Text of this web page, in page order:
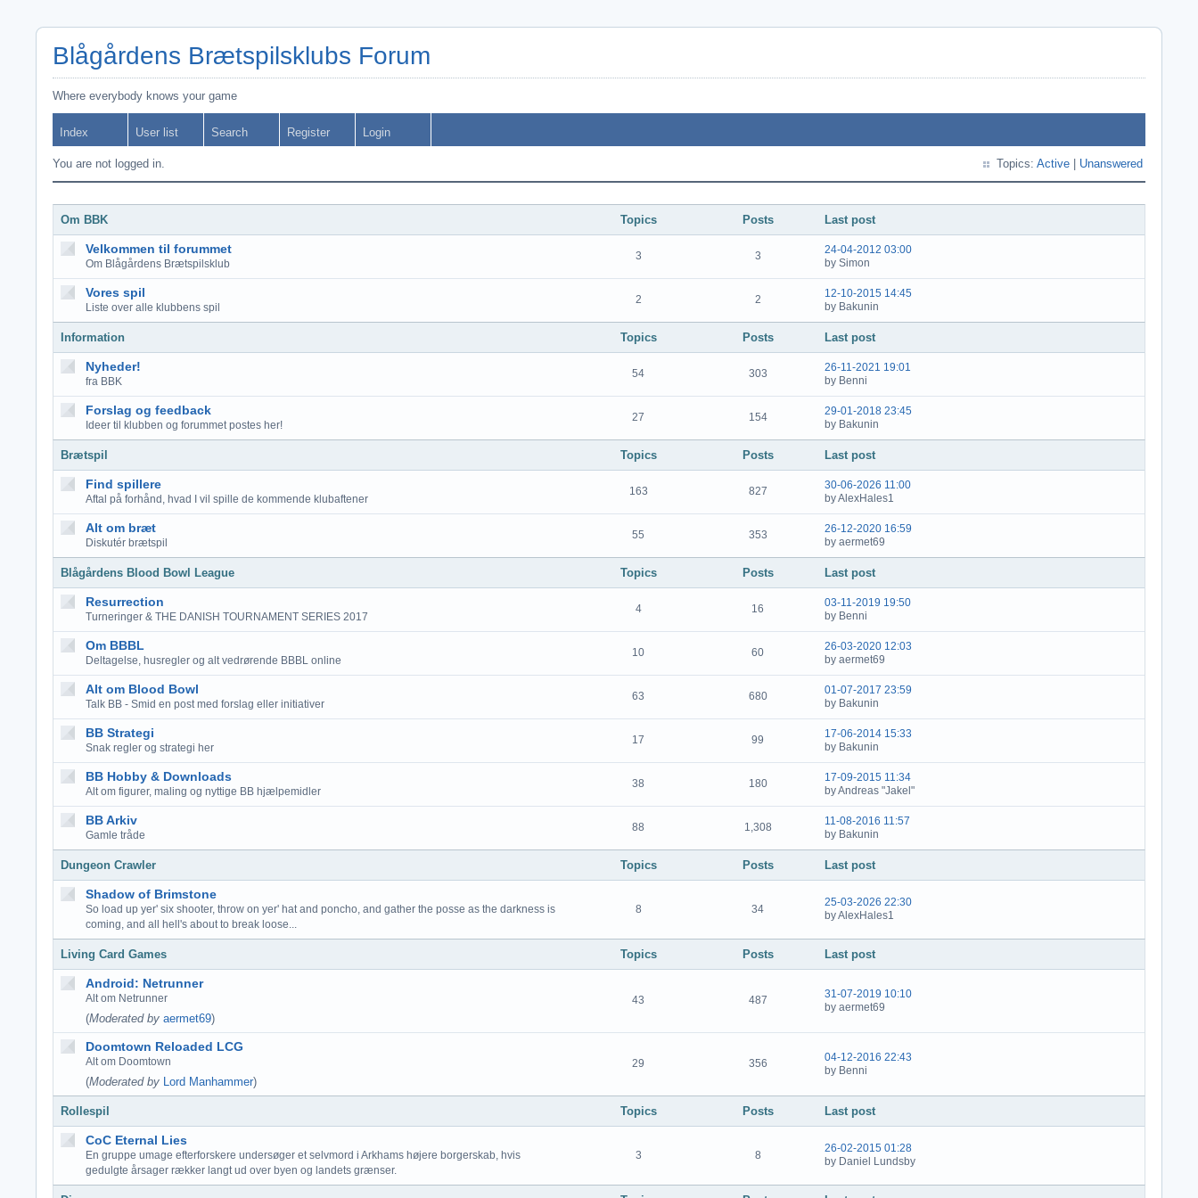
Blågårdens Brætspilsklubs Forum
Where everybody knows your game
Index User list Search Register Login
You are not logged in. Topics: Active Unanswered
Om BBK Topics Posts Last post
Velkommen til forummet
Om Blågårdens Brætspilsklub
3 3
24-04-2012 03:00
by Simon
Vores spil
Liste over alle klubbens spil
2 2
12-10-2015 14:45
by Bakunin
Information Topics Posts Last post
Nyheder!
fra BBK
54 303
26-11-2021 19:01
by Benni
Forslag og feedback
Ideer til klubben og forummet postes her!
27 154
29-01-2018 23:45
by Bakunin
Brætspil Topics Posts Last post
Find spillere
Aftal på forhånd, hvad I vil spille de kommende klubaftener
163 827
30-06-2026 11:00
by AlexHales1
Alt om bræt
Diskutér brætspil
55 353
26-12-2020 16:59
by aermet69
Blågårdens Blood Bowl League Topics Posts Last post
Resurrection
Turneringer & THE DANISH TOURNAMENT SERIES 2017
4 16
03-11-2019 19:50
by Benni
Om BBBL
Deltagelse, husregler og alt vedrørende BBBL online
10 60
26-03-2020 12:03
by aermet69
Alt om Blood Bowl
Talk BB - Smid en post med forslag eller initiativer
63 680
01-07-2017 23:59
by Bakunin
BB Strategi
Snak regler og strategi her
17 99
17-06-2014 15:33
by Bakunin
BB Hobby & Downloads
Alt om figurer, maling og nyttige BB hjælpemidler
38 180
17-09-2015 11:34
by Andreas "Jakel"
BB Arkiv
Gamle tråde
88 1,308
11-08-2016 11:57
by Bakunin
Dungeon Crawler Topics Posts Last post
Shadow of Brimstone
So load up yer' six shooter, throw on yer' hat and poncho, and gather the posse as the darkness is
coming, and all hell's about to break loose...
8 34
25-03-2026 22:30
by AlexHales1
Living Card Games Topics Posts Last post
Android: Netrunner
Alt om Netrunner
(Moderated by aermet69)
43 487
31-07-2019 10:10
by aermet69
Doomtown Reloaded LCG
Alt om Doomtown
(Moderated by Lord Manhammer)
29 356
04-12-2016 22:43
by Benni
Rollespil Topics Posts Last post
CoC Eternal Lies
En gruppe umage efterforskere undersøger et selvmord i Arkhams højere borgerskab, hvis
gedulgte årsager rækker langt ud over byen og landets grænser.
3 8
26-02-2015 01:28
by Daniel Lundsby